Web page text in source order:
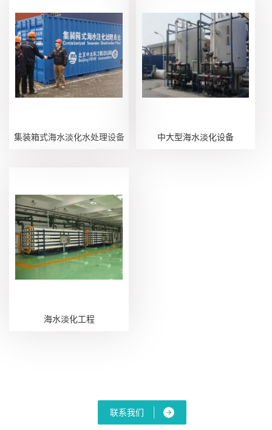
集装箱式海水淡化水处理设备 中大型海水淡化设备
海水淡化工程
联系我们